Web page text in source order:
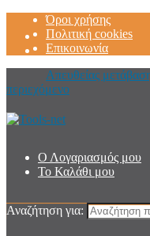
Όροι χρήσης
Πολιτική cookies
Επικοινωνία
Απευθείας
περιεχόμενο
Ο Λογαριασμός μου
Το Καλάθι μου
Αναζήτηση για: